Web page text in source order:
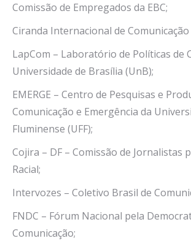
Comissão de Empregados da EBC;
Ciranda Internacional de
LapCom – Laboratório de Políticas de
Universidade de Brasília (UnB);
EMERGE – Centro de Pesquisas e
Comunicação e Emergência da
Fluminense (UFF);
Cojira – DF – Comissão de Jornalistas
Racial;
Intervozes – Coletivo Brasil de
FNDC – Fórum Nacional pela
Comunicação;